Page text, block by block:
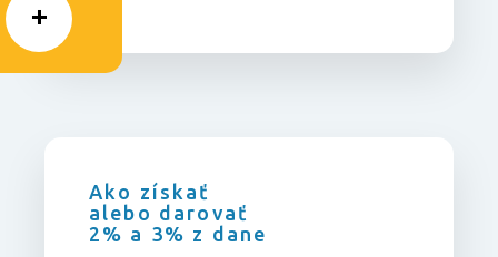
Ako získať
alebo darovať
2% a 3% z dane